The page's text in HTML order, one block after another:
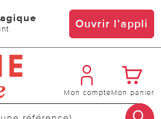
Ouvrir l’appli
Mon compteMon panier